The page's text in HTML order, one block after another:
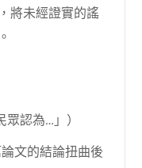
將未經證實的謠
認為…」）
文的結論扭曲後